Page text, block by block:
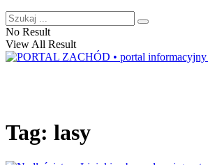
No Result
View All Result
Tag: lasy